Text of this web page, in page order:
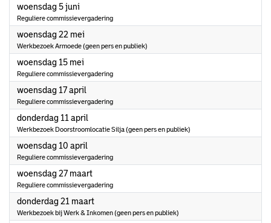
woensdag 5 juni
Reguliere commissievergadering
woensdag 22 mei
Werkbezoek Armoede (geen pers en publiek)
woensdag 15 mei
Reguliere commissievergadering
woensdag 17 april
Reguliere commissievergadering
donderdag 11 april
Werkbezoek Doorstroomlocatie Silja (geen pers en publiek)
woensdag 10 april
Reguliere commissievergadering
woensdag 27 maart2024
Reguliere commissievergadering
donderdag 21 maart2024
Werkbezoek bij Werk & Inkomen (geen pers en publiek)